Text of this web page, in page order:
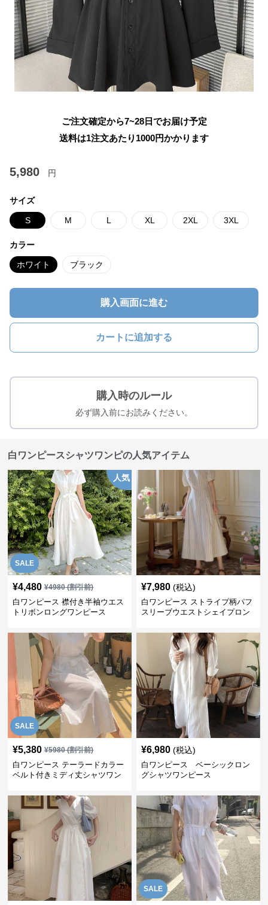
ご注文確定から7~28日でお届け予定
送料は1注文あたり 1000円かかります
5,980 円
サイズ
S M L XL 2XL 3XL
カラー
ホワイト ブラック
購入画面に進む
カートに追加する
購入時のルール
必ず購入前にお読みください。
白ワンピースシャツワンピの人気アイテム
SALE
人気
¥4,480 ¥4980(割引前)
白ワンピース 襟付き半袖ウエス
トリボンロングワンピース
¥7,980 (税込)
白ワンピース ストライプ柄パフ
スリーブウエストシェイプロン
SALE
¥5,380 ¥5980(割引前)
白ワンピース テーラードカラー
ベルト付きミディ丈シャツワン
¥6,980 (税込)
白ワンピース ベーシックロン
グシャツワンピース
SALE